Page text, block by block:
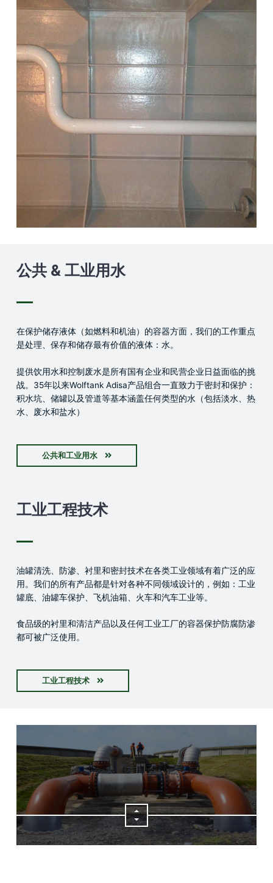
公共 & 工业用水
在保护储存液体（如燃料和机油）的容器方面，我们的工作重点
是处理、保存和储存最有价值的液体：水。
提供饮用水和控制废水是所有国有企业和民营企业日益面临的挑
战。35年以来Wolftank Adisa产品组合一直致力于密封和保护：
积水坑、储罐以及管道等基本涵盖任何类型的水（包括淡水、热
水、废水和盐水）
公共和工业用水
工业工程技术
油罐清洗、防渗、衬里和密封技术在各类工业领域有着广泛的应
用。我们的所有产品都是针对各种不同领域设计的，例如：工业
罐底、油罐车保护、飞机油箱、火车和汽车工业等。
食品级的衬里和清洁产品以及任何工业工厂的容器保护防腐防渗
都可被广泛使用。
工业工程技术